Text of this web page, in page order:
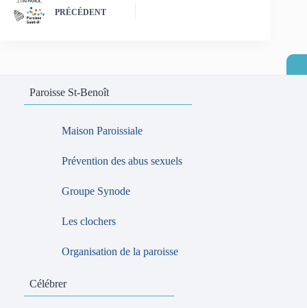
PRÉCÉDENT
Paroisse St-Benoît
Maison Paroissiale
Prévention des abus sexuels
Groupe Synode
Les clochers
Organisation de la paroisse
Célébrer